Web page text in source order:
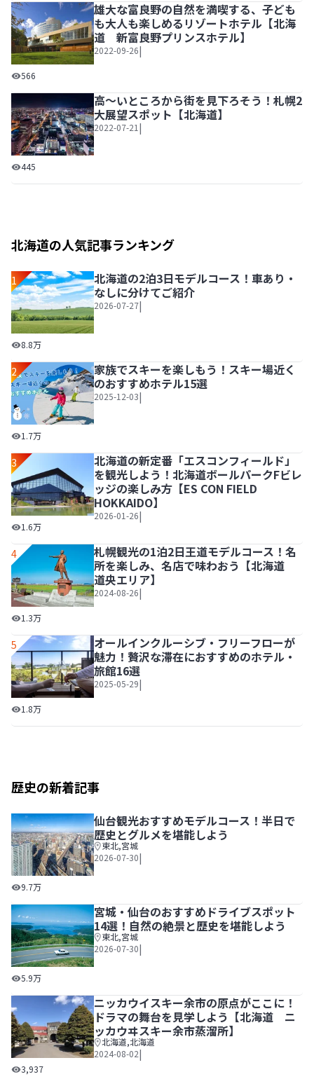
雄大な富良野の自然を満喫する、子どもも大人も楽しめ
566
雄大な富良野の自然を満喫する、子ども
も大人も楽しめるリゾートホテル【北海
道 新富良野プリンスホテル】
2022-09-26|
高～いところから街を見下ろそう！札幌2大展望スポット【
445
高～いところから街を見下ろそう！札幌2
大展望スポット【北海道】
2022-07-21 |
北海道の人気記事ランキング
1
北海道の2泊3日モデルコース！車あり・なしに分けてご紹介
8.8万
北海道の2泊3日モデルコース！車あり・
なしに分けてご紹介
2026-07-27|
2
家族でスキーを楽しもう！スキー場近くのおすすめホテル
1.7万
家族でスキーを楽しもう！スキー場近く
のおすすめホテル15選
2025-12-03|
3
北海道の新定番「エスコンフィールド」を観光しよう！北
1.6万
北海道の新定番「エスコンフィールド」
を観光しよう！北海道ボールパークFビレ
ッジの楽しみ方【ES CON FIELD
HOKKAIDO】
2026-01-26|
4
札幌観光の1泊2日王道モデルコース！名所を楽しみ、名
1.3万
札幌観光の1泊2日王道モデルコース！名
所を楽しみ、名店で味わおう【北海道
道央エリア】
2024-08-26|
5
オールインクルーシブ・フリーフローが魅力！贅沢な滞在
1.8万
オールインクルーシブ・フリーフローが
魅力！贅沢な滞在におすすめのホテル・
旅館16選
2025-05-29|
歴史の新着記事
仙台観光おすすめモデルコース！半日で歴史とグルメを堪
9.7万
仙台観光おすすめモデルコース！半日で
歴史とグルメを堪能しよう
東北,宮城
2026-07-30|
宮城・仙台のおすすめドライブスポット14選！自然の絶景
5.9万
宮城・仙台のおすすめドライブスポット
14選！自然の絶景と歴史を堪能しよう
東北,宮城
2026-07-30|
ニッカウイスキー余市の原点がここに！ドラマの舞台を
3,937
ニッカウイスキー余市の原点がここに！
ドラマの舞台を見学しよう【北海道 ニ
ッカウヰスキー余市蒸溜所】
北海道,北海道
2024-08-02|